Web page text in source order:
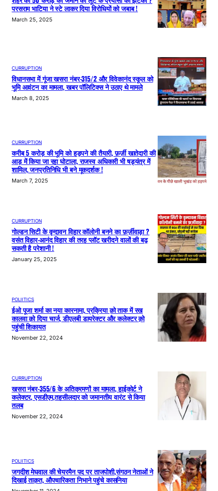
परसराम भाटिया ने स्टे लाकर दिया विरोधियों को जबाब !
March 25, 2025
CURRUPTION
विधानसभा में गूंजा खसरा नंबर-315/2 और विवेकानंद स्कूल को
भूमि आवंटन का मामला, खबर पॉलिटिक्स ने उठाए थे मामले
March 8, 2025
CURRUPTION
करीब 5 करोड़ की भूमि को हड़पने की तैयारी, फ़र्ज़ी खातेदारी की
आड़ में किया जा रहा घोटाला, राजस्व अधिकारी भी षड्यंत्र में
शामिल, जनप्रतिनिधि भी बने मूकदर्शक !
March 7, 2025
CURRUPTION
गोल्डन सिटी के वृन्दावन विहार कॉलोनी बनने का फ़र्ज़ीवाड़ा ?
वसंत विहार-आनंद विहार की तरह प्लॉट खरीदने वालों की बढ़
सकती है परेशानी !
January 25, 2025
POLIITICS
ईओ पूजा शर्मा का नया कारनामा, प्रक्रिया क़ो ताक में रख
कालवा क़ो दिया चार्ज, डीएलबी डायरेक्टर और कलेक्टर क़ो
पहुंची शिकायत
November 22, 2024
CURRUPTION
खसरा नंबर-355/6 के अतिक्रमणों का मामला, हाईकोर्ट ने
कलेक्टर, एसडीएम,तहसीलदार को जमानतीय वारंट से किया
तलब
November 22, 2024
POLIITICS
जगदीश मेघवाल की चेयरमैन पद पर ताजपोशी,संगठन नेताओं ने
दिखाई ताक़त, औपचारिकता निभाने पहुंचे कासनिया